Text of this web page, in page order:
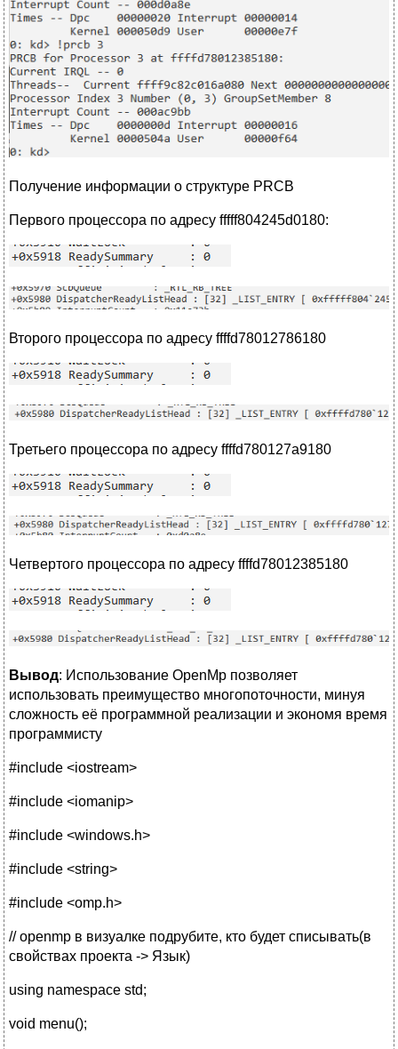
Получение информации о структуре PRCB
Первого процессора по адресу fffff804245d0180:
Второго процессора по адресу ffffd78012786180
Третьего процессора по адресу ffffd780127a9180
Четвертого процессора по адресу ffffd78012385180
Вывод: Использование OpenMp позволяет
использовать преимущество многопоточности, минуя
сложность её программной реализации и экономя время
программисту
#include <iostream>
#include <iomanip>
#include <windows.h>
#include <string>
#include <omp.h>
// openmp в визуалке подрубите, кто будет списывать(в
свойствах проекта -> Язык)
using namespace std;
void menu();